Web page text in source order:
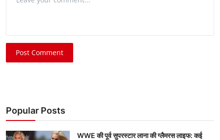
Post Comment
Popular Posts
WWE की पूर्व सुपरस्टार लाना की ग्लैमरस लाइफ: कई